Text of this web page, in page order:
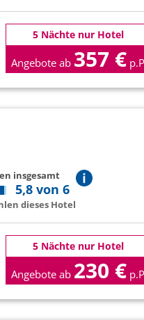
5 Nächte nur Hotel
Angebote ab 357 € p.P
insgesamt
5,8 von 6
dieses Hotel
5 Nächte nur Hotel
Angebote ab 230 € p.P